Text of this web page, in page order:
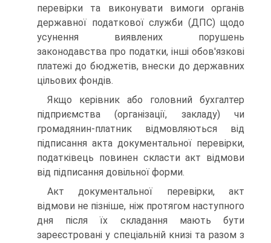
перевірки та виконувати вимоги органів
державної податкової служби (ДПС) щодо
усунення виявлених порушень
законодавства про податки, інші обов'язкові
платежі до бюджетів, внески до державних
цільових фондів.
Якщо керівник або головний бухгалтер
підприємства (організації, закладу) чи
громадянин-платник відмовляються від
підписання акта документальної перевірки,
податківець повинен скласти акт відмови
від підписання довільної форми.
Акт документальної перевірки, акт
відмови не пізніше, ніж протягом наступного
дня після їх складання мають бути
зареєстровані у спеціальній книзі та разом з